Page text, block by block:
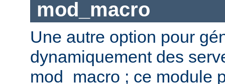
mod_macro
Une autre option pour
dynamiquement des
mod_macro ; ce module